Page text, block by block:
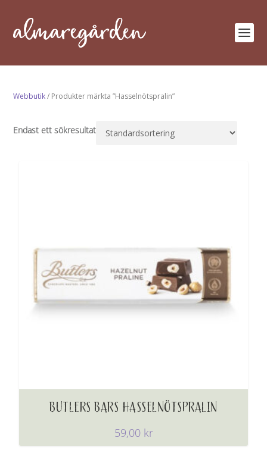
Webbutik/ Produkter märkta ”Hasselnötspralin”
Endast ett sökresultat
BUTLERS BARS HASSELNÖTSPRALIN
59,00 kr